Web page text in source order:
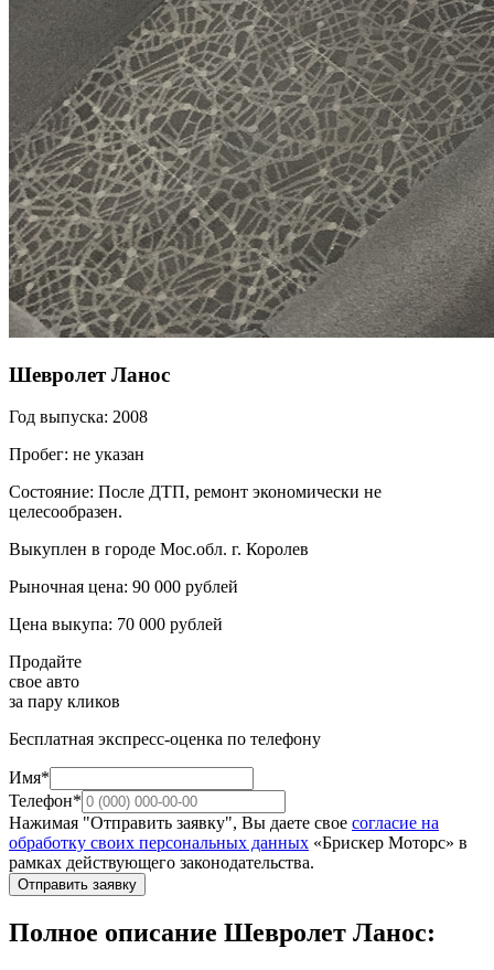
Шевролет Ланос
Год выпуска: 2008
Пробег: не указан
Состояние: После ДТП, ремонт экономически не
целесообразен.
Выкуплен в городе Мос.обл. г. Королев
Рыночная цена: 90 000 рублей
Цена выкупа: 70 000 рублей
Продайте
свое авто
за пару кликов
Бесплатная экспресс-оценка по телефону
Имя*
Телефон*
Нажимая "Отправить заявку", Вы даете свое согласие на
обработку своих персональных данных «Брискер Моторс» в
рамках действующего законодательства.
Отправить заявку
Полное описание Шевролет Ланос: